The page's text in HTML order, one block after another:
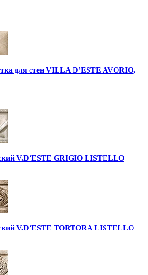
для стен VILLA D’ESTE AVORIO,
V.D’ESTE GRIGIO LISTELLO
V.D’ESTE TORTORA LISTELLO